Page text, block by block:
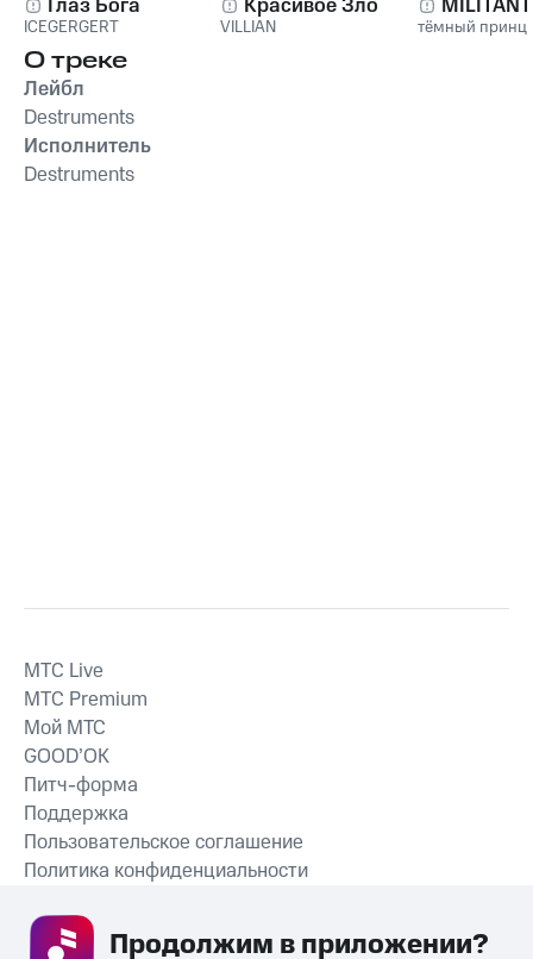
Глаз Бога
ICEGERGERT
Красивое Зло
VILLIAN тёмный принц
О треке
Лейбл
Destruments
Исполнитель
Destruments
СКАЧАТЬ ПРИЛОЖЕНИЕ
MTС Live
MTС Premium
Мой МТС
GOOD’OK
Питч-форма
Поддержка
Пользовательское соглашение
Политика конфиденциальности